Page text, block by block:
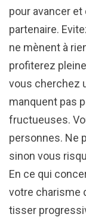
pour avancer
partenaire.
ne mènent à
profiterez
vous cherchez
manquent pas
fructueuses.
personnes. Ne
sinon vous
En ce qui
votre charisme
tisser